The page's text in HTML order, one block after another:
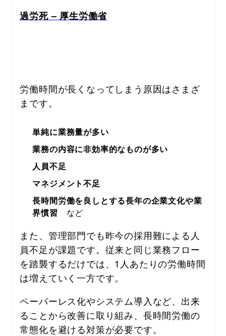
過労死 – 厚生労働省
労働時間が長くなってしまう原因はさまざ
まです。
単純に業務量が多い
業務の内容に非効率的なものが多い
人員不足
マネジメント不足
長時間労働を良しとする長年の企業文化や業
界慣習 など
また、管理部門でも昨今の採用難による人
員不足が課題です。従来と同じ業務フロー
を踏襲するだけでは、1人あたりの労働時間
は増えていく一方です。
ペーパーレス化やシステム導入など、出来
ることから改善に取り組み、長時間労働の
常態化を避ける対策が必要です。